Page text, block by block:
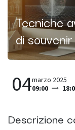
Tecniche
di
04marzo 2025
09:00
Descrizione